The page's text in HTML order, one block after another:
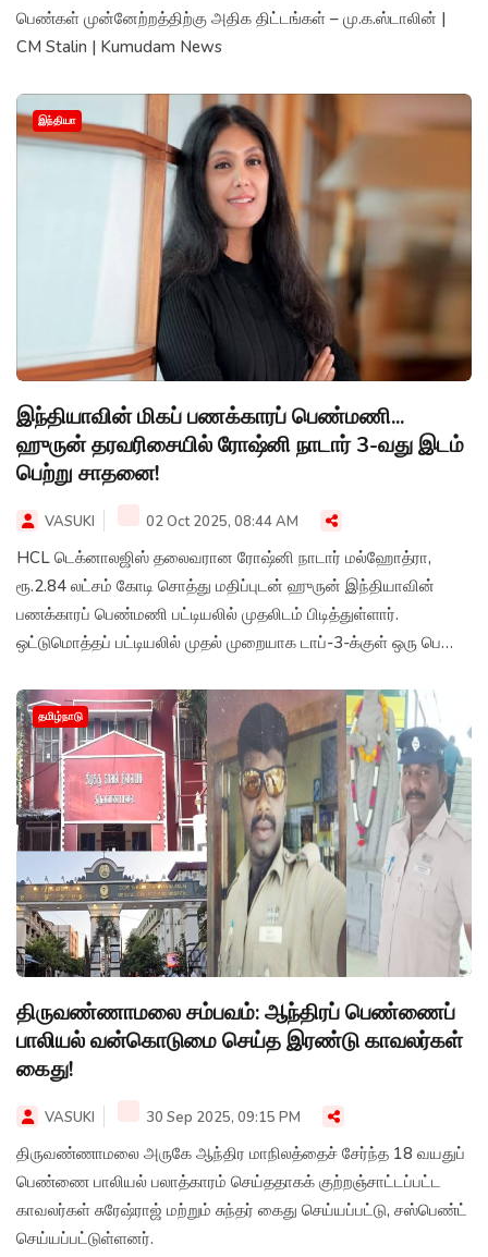
பெண்கள் முன்னேற்றத்திற்கு அதிக திட்டங்கள் – மு.க.ஸ்டாலின் |
CM Stalin | Kumudam News
இந்தியா
இந்தியாவின் மிகப் பணக்காரப் பெண்மணி...
ஹுருன் தரவரிசையில் ரோஷ்னி நாடார் 3-வது இடம்
பெற்று சாதனை!
VASUKI 02 Oct 2025, 08:44 AM
HCL டெக்னாலஜிஸ் தலைவரான ரோஷ்னி நாடார் மல்ஹோத்ரா,
ரூ.2.84 லட்சம் கோடி சொத்து மதிப்புடன் ஹுருன் இந்தியாவின்
பணக்காரப் பெண்மணி பட்டியலில் முதலிடம் பிடித்துள்ளார்.
ஒட்டுமொத்தப் பட்டியலில் முதல் முறையாக டாப்-3-க்குள் ஒரு பெண்
தமிழ்நாடு
திருவண்ணாமலை சம்பவம்: ஆந்திரப் பெண்ணைப்
பாலியல் வன்கொடுமை செய்த இரண்டு காவலர்கள்
கைது!
VASUKI 30 Sep 2025, 09:15 PM
திருவண்ணாமலை அருகே ஆந்திர மாநிலத்தைச் சேர்ந்த 18 வயதுப்
பெண்ணை பாலியல் பலாத்காரம் செய்ததாகக் குற்றஞ்சாட்டப்பட்ட
காவலர்கள் சுரேஷ்ராஜ் மற்றும் சுந்தர் கைது செய்யப்பட்டு, சஸ்பெண்ட்
செய்யப்பட்டுள்ளனர்.